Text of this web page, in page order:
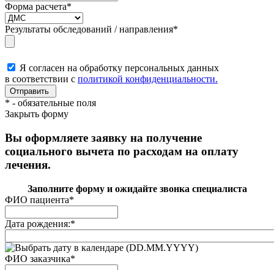
Форма расчета*
Результаты обследований / направления*
Я согласен на обработку персональных данных
в соответствии с политикой конфиденциальности.
* - обязательные поля
Закрыть форму
Вы оформляете заявку на получение
социального вычета по расходам на оплату
лечения.
Заполните форму и ожидайте звонка специалиста
ФИО пациента*
Дата рождения:*
(DD.MM.YYYY)
ФИО заказчика*